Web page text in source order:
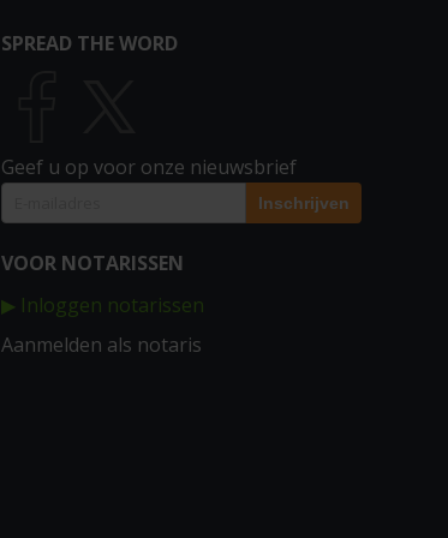
SPREAD THE WORD
Geef u op voor onze nieuwsbrief
VOOR NOTARISSEN
▶ Inloggen notarissen
Aanmelden als notaris